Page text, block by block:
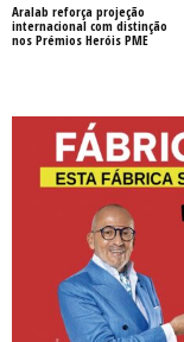
Aralab reforça projeção
internacional com distinção
nos Prémios Heróis PME